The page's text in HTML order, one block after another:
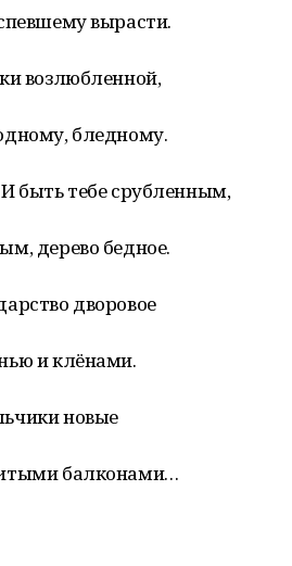
вырасти.
возлюбленной,
бледному.
И быть тебе срубленным,
дерево бедное.
дворовое
и клёнами.
новые
балконами…